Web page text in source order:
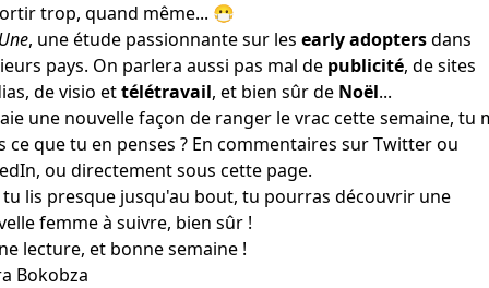
trop, quand même... 😷
, une étude passionnante sur les early adoptersdans
pays. On parlera aussi pas mal de publicité, de sites
de visio ettélétravail, et bien sûr de Noël...
une nouvelle façon de ranger le vrac cette semaine, tu
ce que tu en penses ? En commentaires sur Twitter ou
ou directement sous cette page.
tu lis presque jusqu'au bout, tu pourras découvrir une
femme à suivre, bien sûr !
lecture, et bonne semaine !
Bokobza